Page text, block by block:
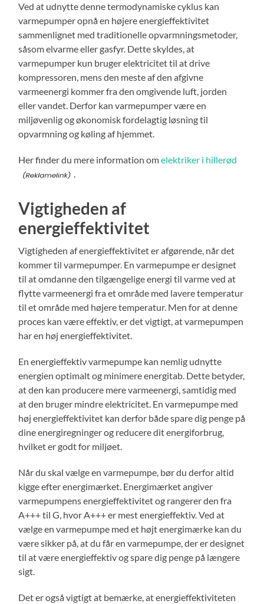
Ved at udnytte denne termodynamiske cyklus kan
varmepumper opnå en højere energieffektivitet
sammenlignet med traditionelle opvarmningsmetoder,
såsom elvarme eller gasfyr. Dette skyldes, at
varmepumper kun bruger elektricitet til at drive
kompressoren, mens den meste af den afgivne
varmeenergi kommer fra den omgivende luft, jorden
eller vandet. Derfor kan varmepumper være en
miljøvenlig og økonomisk fordelagtig løsning til
opvarmning og køling af hjemmet.
Her finder du mere information omelektriker i hillerød
.
Vigtigheden af
energieffektivitet
Vigtigheden af energieffektivitet er afgørende, når det
kommer til varmepumper. En varmepumpe er designet
til at omdanne den tilgængelige energi til varme ved at
flytte varmeenergi fra et område med lavere temperatur
til et område med højere temperatur. Men for at denne
proces kan være effektiv, er det vigtigt, at varmepumpen
har en høj energieffektivitet.
En energieffektiv varmepumpe kan nemlig udnytte
energien optimalt og minimere energitab. Dette betyder,
at den kan producere mere varmeenergi, samtidig med
at den bruger mindre elektricitet. En varmepumpe med
høj energieffektivitet kan derfor både spare dig penge på
dine energiregninger og reducere dit energiforbrug,
hvilket er godt for miljøet.
Når du skal vælge en varmepumpe, bør du derfor altid
kigge efter energimærket. Energimærket angiver
varmepumpens energieffektivitet og rangerer den fra
A+++ til G, hvor A+++ er mest energieffektiv. Ved at
vælge en varmepumpe med et højt energimærke kan du
være sikker på, at du får en varmepumpe, der er designet
til at være energieffektiv og spare dig penge på længere
sigt.
Det er også vigtigt at bemærke, at energieffektiviteten